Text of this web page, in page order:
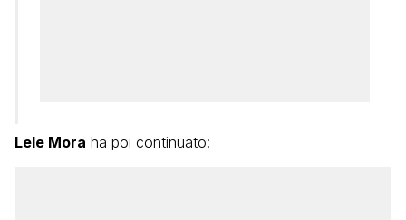
Lele Mora ha poi continuato: